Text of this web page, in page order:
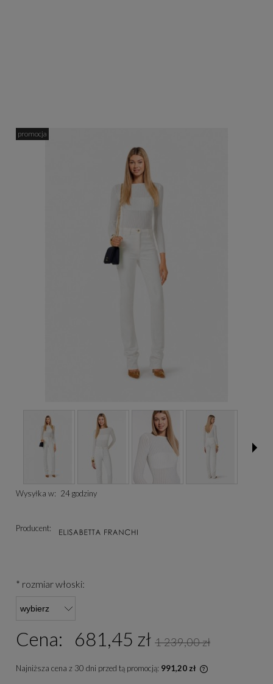
promocja
Wysyłka w: 24 godziny
Producent:
* rozmiar włoski:
Cena: 681,45 zł 1 239,00 zł
Najniższa cena z 30 dni przed tą promocją: 991,20 zł